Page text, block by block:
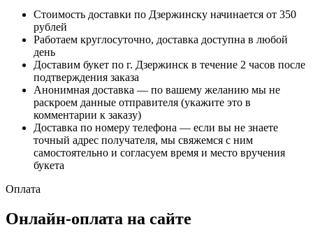
Стоимость доставки по Дзержинску начинается от 350
рублей
Работаем круглосуточно, доставка доступна в любой
день
Доставим букет по г. Дзержинск в течение 2 часов после
подтверждения заказа
Анонимная доставка — по вашему желанию мы не
раскроем данные отправителя (укажите это в
комментарии к заказу)
Доставка по номеру телефона — если вы не знаете
точный адрес получателя, мы свяжемся с ним
самостоятельно и согласуем время и место вручения
букета
Оплата
Онлайн-оплата на сайте